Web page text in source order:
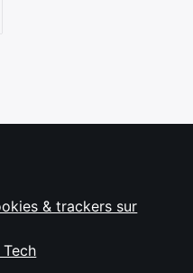
& trackers sur